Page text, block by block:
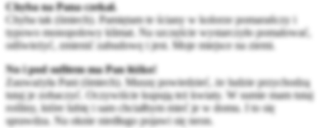
Chyba na Pana czekał.
Chyba tak (śmiech). Pamiętam te ściany w kolorze pomarańczy i
typowo monopolowy klimat. Na szczęście wystarczyło pomalować,
odświeżyć, zmienić zabudowę i jest. Moje miejsce na ziemi.
No i pod sufitem ma Pan łóżko!
Zauważyła Pani (śmiech). Muszę powiedzieć, że ludzie przychodzą
tutaj je zobaczyć. Oczywiście kupują też kwiaty. W sumie mam tutaj
rośliny, które lubię i sam chciałbym mieć je w domu. I to się
sprawdza. Na oknie niedługo pojawi się neon.